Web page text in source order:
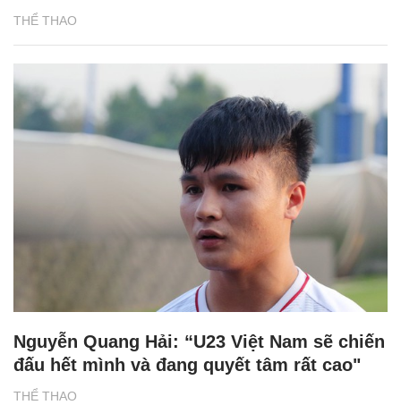
THỂ THAO
THỂ THAO
Nguyễn Quang Hải: “U23 Việt Nam sẽ chiến
đấu hết mình và đang quyết tâm rất cao"